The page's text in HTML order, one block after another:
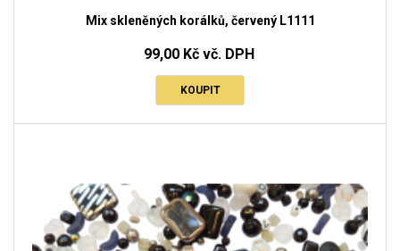
Mix skleněných korálků, červený L1111
99,00 Kč vč. DPH
KOUPIT